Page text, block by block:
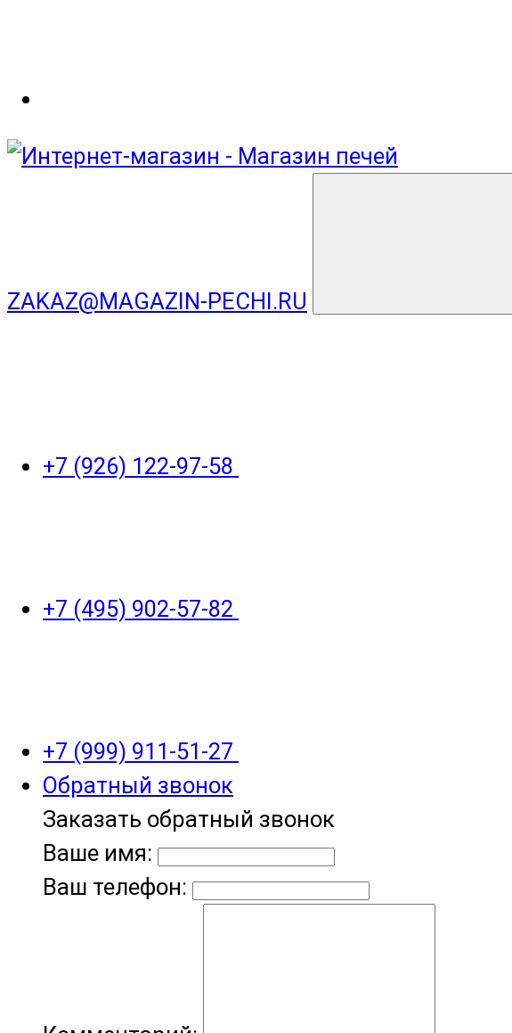
ZAKAZ@MAGAZIN-PECHI.RU
+7 (926) 122-97-58
+7 (495) 902-57-82
+7 (999) 911-51-27
Обратный звонок
Заказать обратный звонок
Ваше имя:
Ваш телефон: